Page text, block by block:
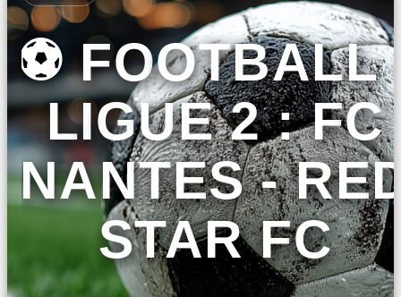
⚽ FOOTBALL
LIGUE 2 : FC
NANTES -
STAR FC